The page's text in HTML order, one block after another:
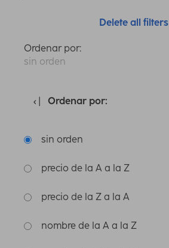
Delete all filters
Ordenar por:
sin orden
Ordenar por:
sin orden
precio de la A a la Z
precio de la Z a la A
nombre de la A a la Z